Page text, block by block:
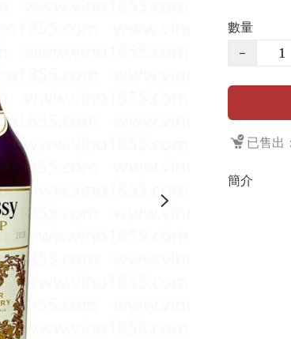
數量
−
已售出
簡介